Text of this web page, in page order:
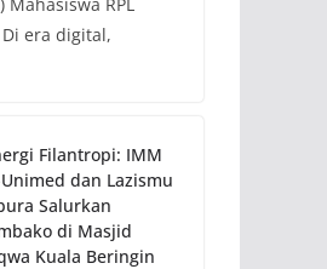
Mahasiswa RPL
era digital,
Filantropi: IMM
dan Lazismu
Salurkan
di Masjid
Kuala Beringin